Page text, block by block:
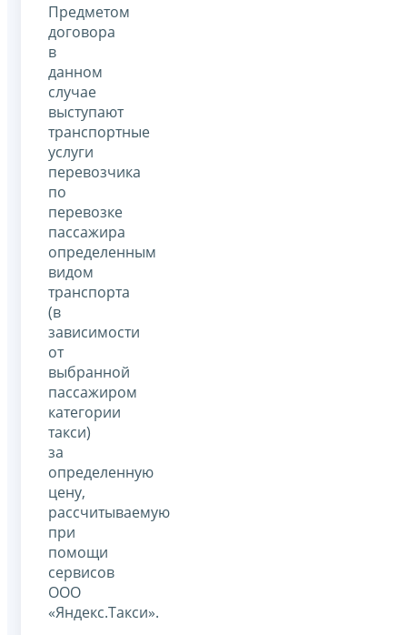
Предметом
договора
в
данном
случае
выступают
транспортные
услуги
перевозчика
по
перевозке
пассажира
определенным
видом
транспорта
(в
зависимости
от
выбранной
пассажиром
категории
такси)
за
определенную
цену,
рассчитываемую
при
помощи
сервисов
ООО
«Яндекс.Такси».